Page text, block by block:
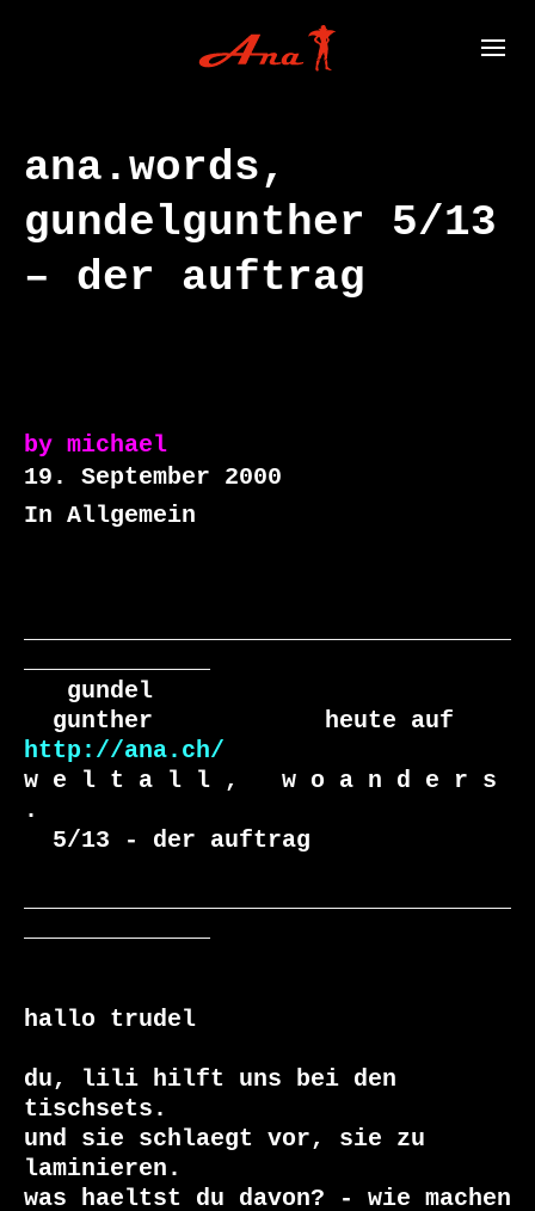
ana.words,
gundelgunther 5/13
– der auftrag
by michael
19. September 2000
In Allgemein
http://ana.ch/
w e l t a l l ,   w o a n d e r s
.
hallo trudel
du, lili hilft uns bei den
tischsets.
und sie schlaegt vor, sie zu
laminieren.
was haeltst du davon? - wie machen